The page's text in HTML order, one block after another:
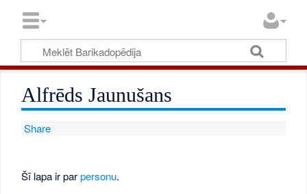
Alfrēds Jaunušans
Share
Šī lapa ir parpersonu.